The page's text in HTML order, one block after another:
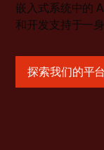
嵌入式系统中的
和开发支持于一
探索我们的平台